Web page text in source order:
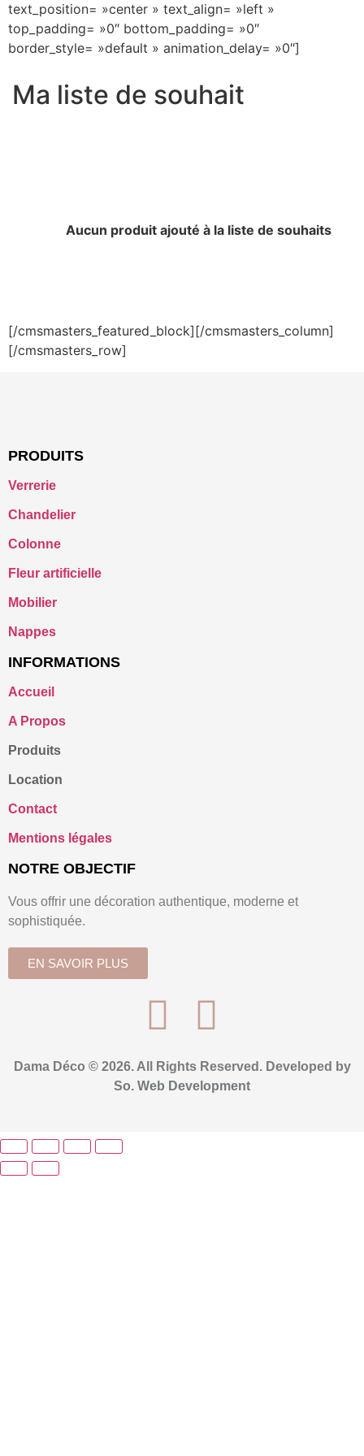
text_position= »center » text_align= »left »
top_padding= »0″ bottom_padding= »0″
border_style= »default » animation_delay= »0″]
Ma liste de souhait
Aucun produit ajouté à la liste de souhaits
[/cmsmasters_featured_block][/cmsmasters_column]
[/cmsmasters_row]
PRODUITS
Verrerie
Chandelier
Colonne
Fleur artificielle
Mobilier
Nappes
INFORMATIONS
Accueil
A Propos
Produits
Location
Contact
Mentions légales
NOTRE OBJECTIF
Vous offrir une décoration authentique, moderne et
sophistiquée.
EN SAVOIR PLUS
Dama Déco © 2026. All Rights Reserved. Developed by
So. Web Development